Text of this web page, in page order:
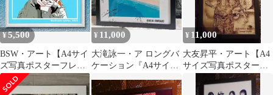
¥5,500
BSW・アート【A4サイ
ズ写真ポスターフレー
ム付き②点セット】ポ
スター
¥ 11,000
大滝詠一・ア ロングバ
ケーション『A4サイズ
付き４点セット』
¥ 11,000
大友昇平・アート【A4
サイズ写真ポスターフ
レーム付き４点セッ
ト】ポスター